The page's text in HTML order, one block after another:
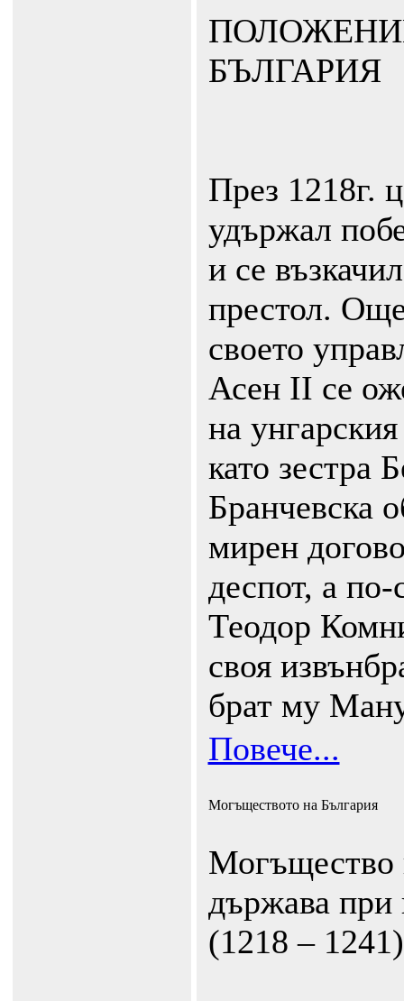
БЪЛГАРИЯ
През 1218г.
удържал
и се
престол.
своето
Асен ІІ се
на
като зестра
Бранчевска
мирен
деспот, а
Теодор
своя
брат му
Повече...
Могъществото на България
Могъщество
държава при
(1218 – 1241)